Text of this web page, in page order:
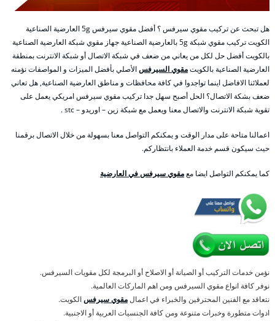
هل تبحث عن تركيب مقوي سيرفس ؟ أفضل مقوي سيرفس 5g العارضية الصناعية
الكويت تركيب مقوي شبكة 5g بالعارضية الصناعية جهاز مقوي شبكة العارضية الصناعية
بالكويت أفضل حل لكل من يعاني من ضعف في شبكة الاتصال أو شبكة الانترنت بمنطقة
العارضية الصناعية بالكويتمقوي السيرفسالأصلي بأفضل الميزات و المواصفات نؤمنه
لعملائنا الافاضل اينما تواجدوا في كافة محافظات و مناطق العارضية الصناعية, هل تعاني
ضعف بشكة الاتصال؟ الحل أصبح سهل جدا تركيب مقوي سيرفس امريكي يعمل على
تقوية شبكة الانترنت والاتصال معنا ويعمل مع شبكة زين – اوريدو – stc .
اعمالنا متاحة على مدار الوقت و يمكنكم التواصل معنا بسهولة من خلال الاتصال برقمنا
حيث سيكون قسم خدمة العملاء بانتظاركم.
كما يمكنكم التواصل ايضا معمقوي سيرفس في العارضية
نؤمن خدمات التركيب أو الصيانة أو الاصلاح أو البرمجة لكل مقويات السيرفس.
نوفر كافة انواع مقوي السيرفس ومن اهم الماركات العالمية.
نتعاقد مع الفنين المحترفين والخبراء في اعمالمقوي سيرفسالكويت.
ادوات متطورة وخبرات متنوعة ومن كافة الجنسيات العربية أو الاجنبية.